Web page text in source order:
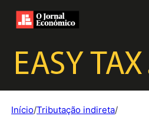
Início/Tributação indireta/